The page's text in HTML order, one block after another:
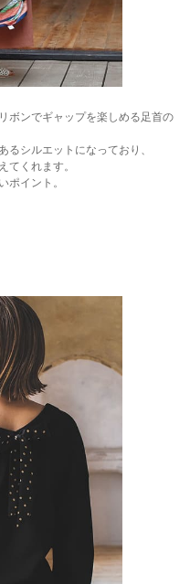
ボンでギャップを楽しめる足首の
るシルエットになっており、
てくれます。
ポイント。